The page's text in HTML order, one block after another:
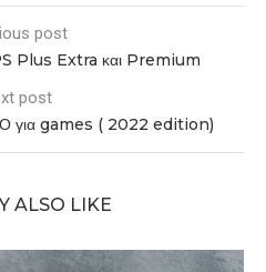
post
Plus Extra και Premium
post
για games ( 2022 edition)
ALSO LIKE